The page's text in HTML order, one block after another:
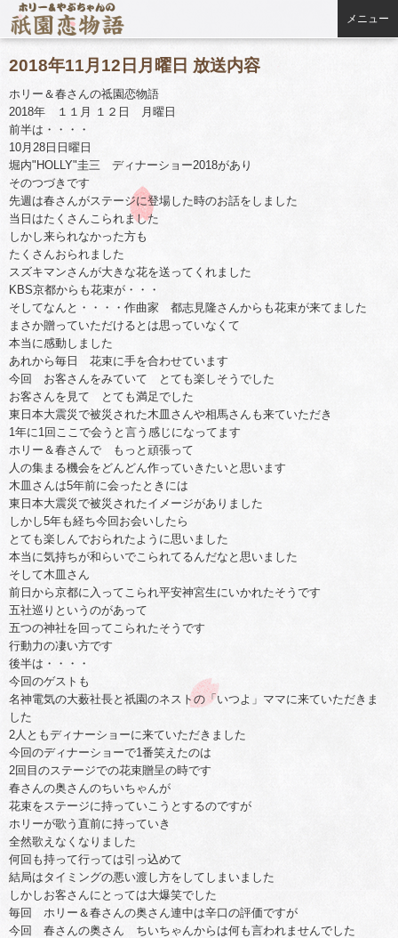
メニュー
2018年11月12日月曜日 放送内容
ホリー＆春さんの祗園恋物語
2018年 １１月 １２日 月曜日
前半は・・・・
10月28日日曜日
堀内"HOLLY"圭三 ディナーショー2018があり
そのつづきです
先週は春さんがステージに登場した時のお話をしました
当日はたくさんこられました
しかし来られなかった方も
たくさんおられました
スズキマンさんが大きな花を送ってくれました
KBS京都からも花束が・・・
そしてなんと・・・・作曲家 都志見隆さんからも花束が来てました
まさか贈っていただけるとは思っていなくて
本当に感動しました
あれから毎日 花束に手を合わせています
今回 お客さんをみていて とても楽しそうでした
お客さんを見て とても満足でした
東日本大震災で被災された木皿さんや相馬さんも来ていただき
1年に1回ここで会うと言う感じになってます
ホリー＆春さんで もっと頑張って
人の集まる機会をどんどん作っていきたいと思います
木皿さんは5年前に会ったときには
東日本大震災で被災されたイメージがありました
しかし5年も経ち今回お会いしたら
とても楽しんでおられたように思いました
本当に気持ちが和らいでこられてるんだなと思いました
そして木皿さん
前日から京都に入ってこられ平安神宮生にいかれたそうです
五社巡りというのがあって
五つの神社を回ってこられたそうです
行動力の凄い方です
後半は・・・・
今回のゲストも
名神電気の大薮社長と祇園のネストの「いつよ」ママに来ていただきま
した
2人ともディナーショーに来ていただきました
今回のディナーショーで1番笑えたのは
2回目のステージでの花束贈呈の時です
春さんの奥さんのちいちゃんが
花束をステージに持っていこうとするのですが
ホリーが歌う直前に持っていき
全然歌えなくなりました
何回も持って行っては引っ込めて
結局はタイミングの悪い渡し方をしてしまいました
しかしお客さんにとっては大爆笑でした
毎回 ホリー＆春さんの奥さん連中は辛口の評価ですが
今回 春さんの奥さん ちいちゃんからは何も言われませんでした